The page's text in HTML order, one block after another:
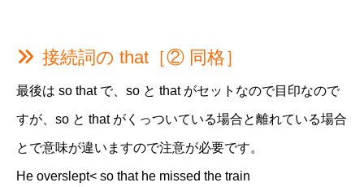
接続詞の that［② 同格］
最後は so that で、so と that がセットなので目印なので
すが、so と that がくっついている場合と離れている場合
とで意味が違いますので注意が必要です。
He overslept< so that he missed the train